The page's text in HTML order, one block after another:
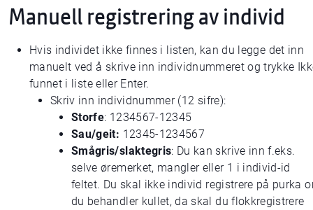
Manuell registrering av individ
Hvis individet ikke finnes i listen, kan du legge det inn
manuelt ved å skrive inn individnummeret og trykke
funnet i liste eller Enter.
Skriv inn individnummer (12 sifre):
Storfe: 1234567-12345
Sau/geit: 12345-1234567
Smågris/slaktegris: Du kan skrive inn f.eks.
selve øremerket, mangler eller 1 i individ-id
feltet. Du skal ikke individ registrere på purka
du behandler kullet, da skal du flokkregistrere